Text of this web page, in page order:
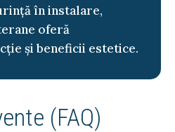
în instalare,
oferă
și beneficii estetice.
(FAQ)